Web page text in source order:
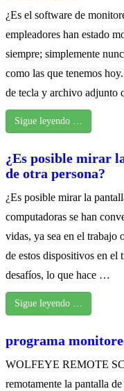
¿Es el software de
empleadores han estado
siempre; simplemente
como las que tenemos
de tecla y archivo adjunto
Sigue leyendo …
¿Es posible mirar
de otra persona?
¿Es posible mirar la
computadoras se han
vidas, ya sea en el trabajo
de estos dispositivos en el
desafíos, lo que hace …
Sigue leyendo …
programa
WOLFEYE REMOTE
remotamente la pantalla